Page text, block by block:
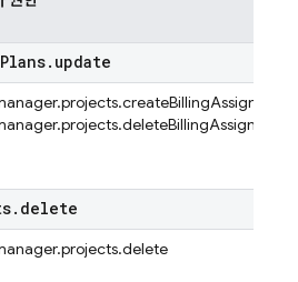
Plans. update
. delete